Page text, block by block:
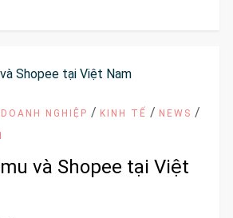
NGHIỆP / KINH TẾ / NEWS /
và Shopee tại Việt